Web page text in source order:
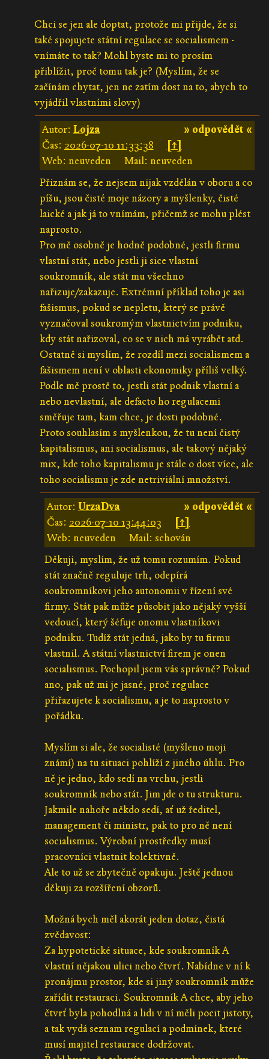
Chci se jen ale doptat, protože mi přijde, že si
také spojujete státní regulace se socialismem -
vnímáte to tak? Mohl byste mi to prosím
přiblížit, proč tomu tak je? (Myslím, že se
začínám chytat, jen ne zatím dost na to, abych to
vyjádřil vlastními slovy)
» odpovědět «
Autor: Lojza
Čas: 2026-07-10 11:33:38
[↑]
Web: neuveden
Mail: neuveden
Přiznám se, že nejsem nijak vzdělán v oboru a co
píšu, jsou čisté moje názory a myšlenky, čisté
laické a jak já to vnímám, přičemž se mohu plést
naprosto.
Pro mě osobně je hodně podobné, jestli firmu
vlastní stát, nebo jestli ji sice vlastní
soukromník, ale stát mu všechno
nařizuje/zakazuje. Extrémní příklad toho je asi
fašismus, pokud se nepletu, který se právě
vyznačoval soukromým vlastnictvím podniku,
kdy stát nařizoval, co se v nich má vyrábět atd.
Ostatně si myslím, že rozdíl mezi socialismem a
fašismem není v oblasti ekonomiky příliš velký.
Podle mě prostě to, jestli stát podnik vlastní a
nebo nevlastní, ale defacto ho regulacemi
směřuje tam, kam chce, je dosti podobné.
Proto souhlasím s myšlenkou, že tu není čistý
kapitalismus, ani socialismus, ale takový nějaký
mix, kde toho kapitalismu je stále o dost více, ale
toho socialismu je zde netriviální množství.
» odpovědět «
Autor: UrzaDva
Čas: 2026-07-10 13:44:03
[↑]
Web: neuveden
Mail: schován
Děkuji, myslím, že už tomu rozumím. Pokud
stát značně reguluje trh, odepírá
soukromníkovi jeho autonomii v řízení své
firmy. Stát pak může působit jako nějaký vyšší
vedoucí, který šéfuje onomu vlastníkovi
podniku. Tudíž stát jedná, jako by tu firmu
vlastnil. A státní vlastnictví firem je onen
socialismus. Pochopil jsem vás správně? Pokud
ano, pak už mi je jasné, proč regulace
přiřazujete k socialismu, a je to naprosto v
pořádku.
Myslím si ale, že socialisté (myšleno moji
známí) na tu situaci pohlíží z jiného úhlu. Pro
ně je jedno, kdo sedí na vrchu, jestli
soukromník nebo stát. Jim jde o tu strukturu.
Jakmile nahoře někdo sedí, ať už ředitel,
management či ministr, pak to pro ně není
socialismus. Výrobní prostředky musí
pracovníci vlastnit kolektivně.
Ale to už se zbytečně opakuju. Ještě jednou
děkuji za rozšíření obzorů.
Možná bych měl akorát jeden dotaz, čistá
zvědavost:
Za hypotetické situace, kde soukromník A
vlastní nějakou ulici nebo čtvrť. Nabídne v ní k
pronájmu prostor, kde si jiný soukromník může
zařídit restauraci. Soukromník A chce, aby jeho
čtvrť byla pohodlná a lidi v ní měli pocit jistoty,
a tak vydá seznam regulací a podmínek, které
musí majitel restaurace dodržovat.